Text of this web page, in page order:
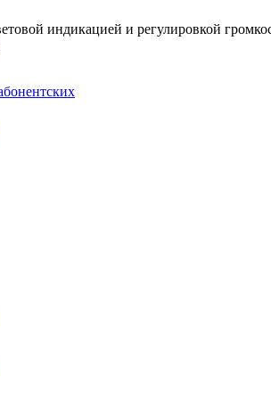
индикацией и регулировкой